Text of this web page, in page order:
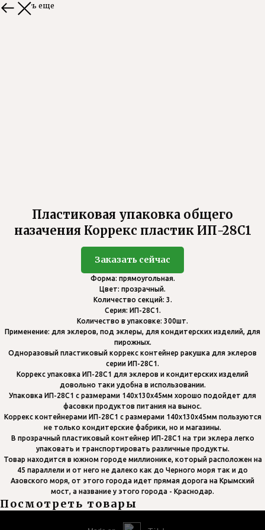
Смотреть еще
Пластиковая упаковка общего
назачения Коррекс пластик ИП-28С1
Заказать сейчас
Форма: прямоугольная.
Цвет: прозрачный.
Количество секций: 3.
Серия: ИП-28С1.
Количество в упаковке: 300шт.
Применение: для эклеров, под эклеры, для кондитерских изделий, для
пирожных.
Одноразовый пластиковый коррекс контейнер ракушка для эклеров
серии ИП-28С1.
Коррекс упаковка ИП-28С1 для эклеров и кондитерских изделий
довольно таки удобна в использовании.
Упаковка ИП-28С1 с размерами 140х130х45мм хорошо подойдет для
фасовки продуктов питания на вынос.
Коррекс контейнерами ИП-28С1 с размерами 140х130х45мм пользуются
не только кондитерские фабрики, но и магазины.
В прозрачный пластиковый контейнер ИП-28С1 на три эклера легко
упаковать и транспортировать различные продукты.
Товар находится в южном городе миллионике, который расположен на
45 параллели и от него не далеко как до Черного моря так и до
Азовского моря, от этого города идет прямая дорога на Крымский
мост, а название у этого города - Краснодар.
Посмотреть товары